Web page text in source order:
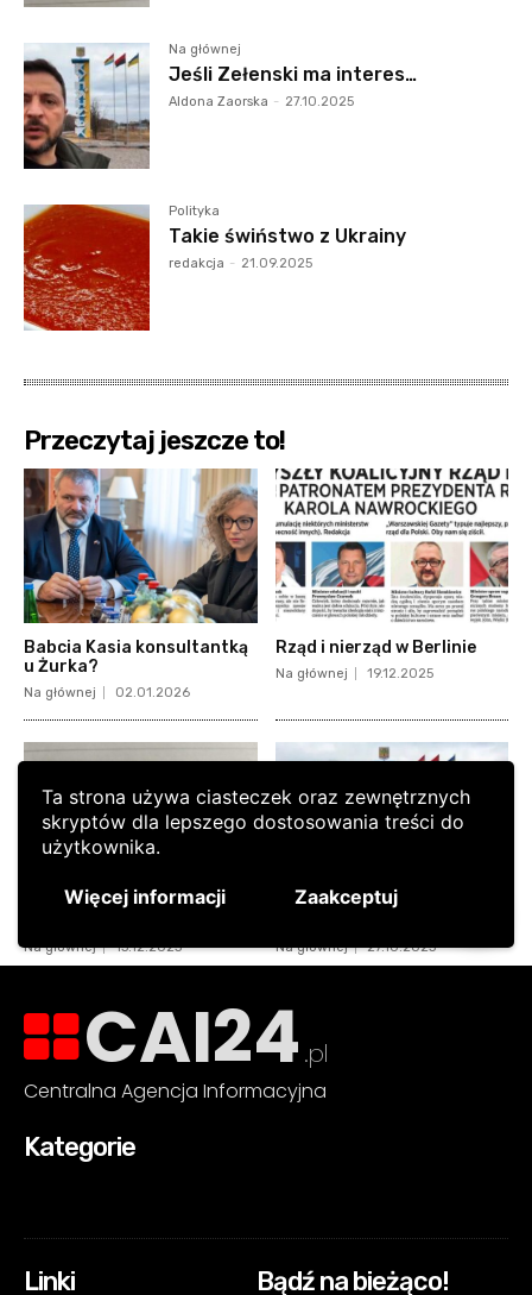
CAI24 .pl
Centralna Agencja Informacyjna
Kategorie
Linki Bądź na bieżąco!